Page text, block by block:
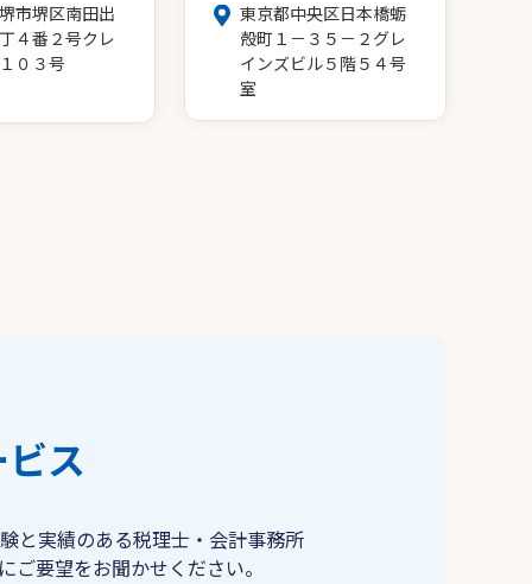
市堺区南田出
４番２号クレ
０３号
東京都中央区日本橋蛎
殻町１－３５－２グレ
インズビル５階５４号
室
ス
と実績のある税理士・会計事務所
ご要望をお聞かせください。